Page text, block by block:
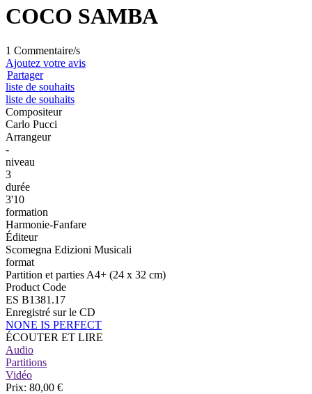
COCO SAMBA
1 Commentaire/s
Ajoutez votre avis
Partager
liste de souhaits
liste de souhaits
Compositeur
Carlo Pucci
Arrangeur
-
niveau
3
durée
3'10
formation
Harmonie-Fanfare
Éditeur
Scomegna Edizioni Musicali
format
Partition et parties A4+ (24 x 32 cm)
Product Code
ES B1381.17
Enregistré sur le CD
NONE IS PERFECT
ÉCOUTER ET LIRE
Audio
Partitions
Vidéo
Prix: 80,00 €